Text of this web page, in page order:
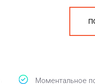
Моментальное